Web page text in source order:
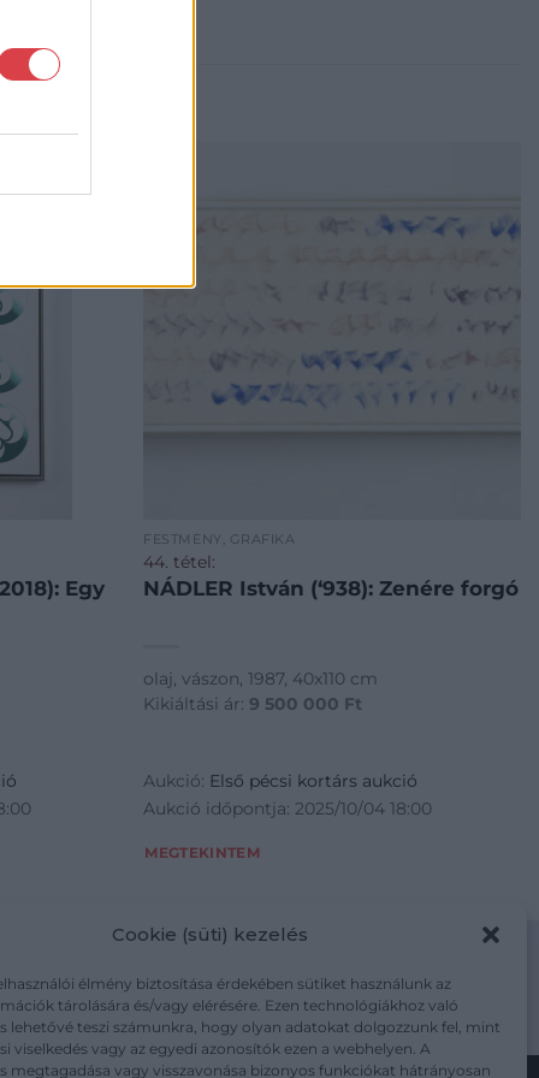
Cookie (süti) kezelés
élmény biztosítása érdekében sütiket használunk az
tárolására és/vagy elérésére. Ezen technológiákhoz való
lehetővé teszi számunkra, hogy olyan adatokat dolgozzunk fel, mint
viselkedés vagy az egyedi azonosítók ezen a webhelyen. A
megtagadása vagy visszavonása bizonyos funkciókat hátrányosan
Egy
FESTMÉNY, GRAFIKA
44. tétel:
NÁDLER István (‘938): Zenére forgó
olaj, vászon, 1987, 40x110 cm
Kikiáltási ár: 9 500 000 Ft
Aukció: Első pécsi kortárs aukció
Aukció időpontja: 2025/10/04 18:00
MEGTEKINTEM
adatkezelesi-tajekoztato/